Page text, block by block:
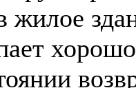
жилое